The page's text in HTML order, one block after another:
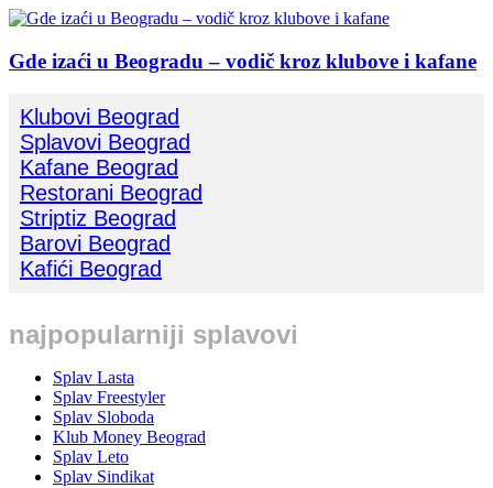
Gde izaći u Beogradu – vodič kroz klubove i kafane
Klubovi Beograd
Splavovi Beograd
Kafane Beograd
Restorani Beograd
Striptiz Beograd
Barovi Beograd
Kafići Beograd
najpopularniji splavovi
Splav Lasta
Splav Freestyler
Splav Sloboda
Klub Money Beograd
Splav Leto
Splav Sindikat